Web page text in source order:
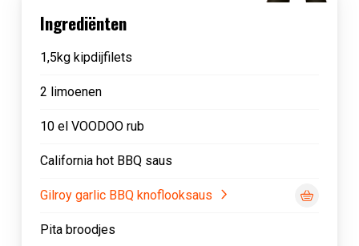
Ingrediënten
1,5kg kipdijfilets
2 limoenen
10 el VOODOO rub
California hot BBQ saus
Gilroy garlic BBQ knoflooksaus
Pita broodjes